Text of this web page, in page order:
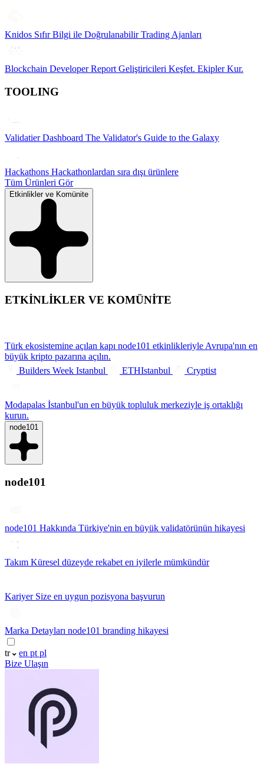
Knidos Sıfır Bilgi ile Doğrulanabilir Trading Ajanları
Blockchain Developer Report Geliştiricileri Keşfet. Ekipler Kur.
TOOLING
Validatier Dashboard The Validator's Guide to the Galaxy
Hackathons Hackathonlardan sıra dışı ürünlere
Tüm Ürünleri Gör
Etkinlikler ve Komünite
ETKİNLİKLER VE KOMÜNİTE
Türk ekosistemine açılan kapı node101 etkinlikleriyle Avrupa'nın en
büyük kripto pazarına açılın.
Builders Week Istanbul
ETHIstanbul Cryptist
Modapalas İstanbul'un en büyük topluluk merkeziyle iş ortaklığı
kurun.
node101
node101
node101 Hakkında Türkiye'nin en büyük validatörünün hikayesi
Takım Küresel düzeyde rekabet en iyilerle mümkündür
Kariyer Size en uygun pozisyona başvurun
Marka Detayları node101 branding hikayesi
tr en pt pl
Bize Ulaşın